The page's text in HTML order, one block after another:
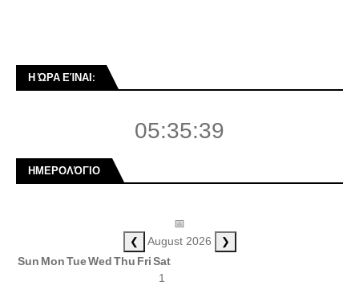
Η ΏΡΑ ΕΊΝΑΙ:
05:35:39
ΗΜΕΡΟΛΌΓΙΟ
📅
❮ August 2026 ❯
Sun MonTueWedThu FriSat
1